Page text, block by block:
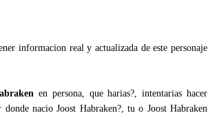
informacion real y actualizada de este personaje
en persona, que harias?, intentarias hacer
nacio Joost Habraken?, tu o Joost Habraken